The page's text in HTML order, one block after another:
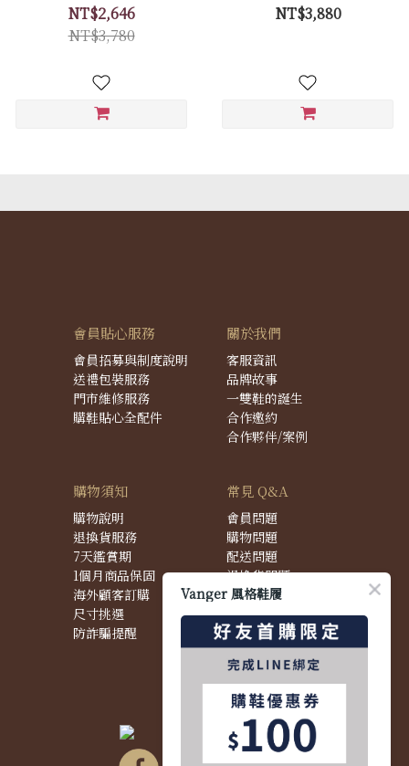
NT$2,646
NT$3,780
NT$3,880
會員貼心服務
會員招募與制度說明
送禮包裝服務
門市維修服務
購鞋貼心全配件
關於我們
客服資訊
品牌故事
一雙鞋的誕生
合作邀約
合作夥伴/案例
購物須知
購物說明
退換貨服務
7天鑑賞期
1個月商品保固
海外顧客訂購
尺寸挑選
防詐騙提醒
常見 Q&A
會員問題
購物問題
配送問題
退換貨問題
商品問題
Vanger 風格鞋履